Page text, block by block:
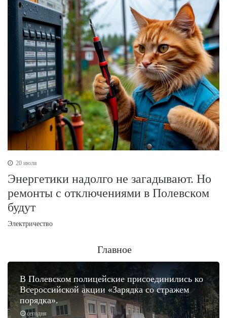
20 июля
Энергетики надолго не загадывают. Но
ремонты с отключениями в Полевском
будут
Электричество
Главное
сегодня
В Полевском полицейские присоединились ко
Всероссийской акции «Зарядка со стражем
порядка».